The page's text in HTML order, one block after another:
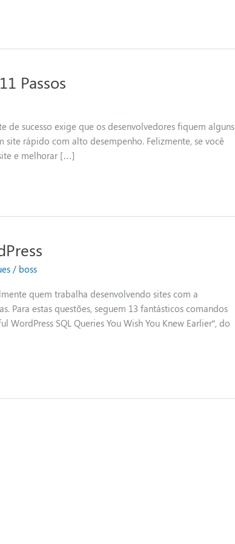
Passos
de sucesso exige que os desenvolvedores fiquem alguns
site rápido com alto desempenho. Felizmente, se você
e melhorar […]
/ boss
quem trabalha desenvolvendo sites com a
Para estas questões, seguem 13 fantásticos comandos
SQL Queries You Wish You Knew Earlier“, do